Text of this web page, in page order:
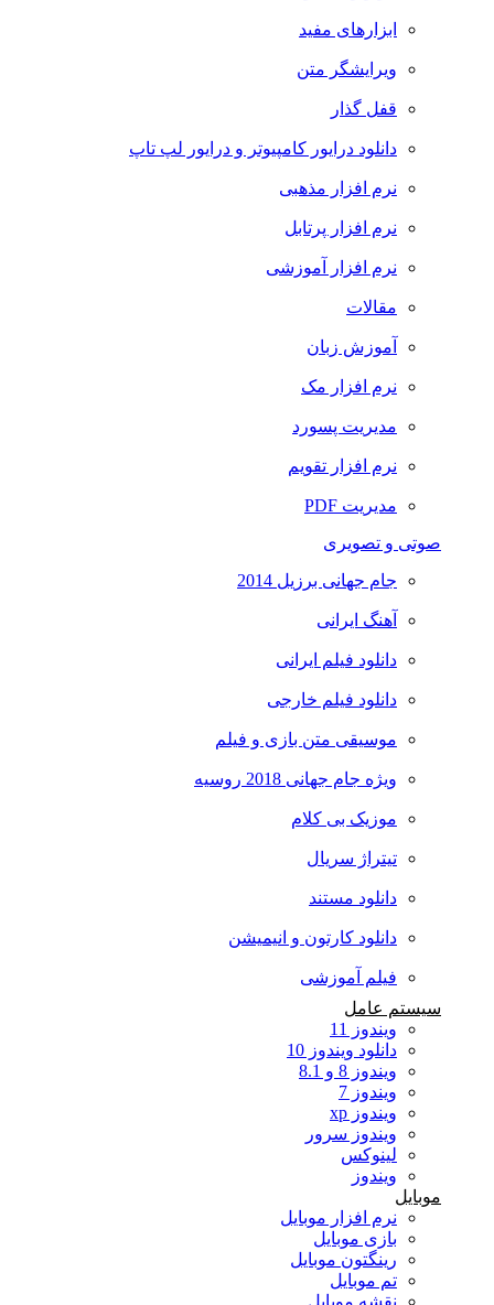
ابزارهای مفید
ویرایشگر متن
قفل گذار
دانلود درایور کامپیوتر و درایور لپ تاپ
نرم افزار مذهبی
نرم افزار پرتابل
نرم افزار آموزشی
مقالات
آموزش زبان
نرم افزار مک
مدیریت پسورد
نرم افزار تقویم
مدیریت PDF
صوتی و تصویری
جام جهانی برزیل 2014
آهنگ ایرانی
دانلود فیلم ایرانی
دانلود فیلم خارجی
موسیقی متن بازی و فیلم
ویژه جام جهانی 2018 روسیه
موزیک بی کلام
تیتراژ سریال
دانلود مستند
دانلود کارتون و انیمیشن
فیلم آموزشی
سیستم عامل
ویندوز 11
دانلود ویندوز 10
ویندوز 8 و 8.1
ویندوز 7
ویندوز xp
ویندوز سرور
لینوکس
ویندوز
موبایل
نرم افزار موبایل
بازی موبایل
رینگتون موبایل
تم موبایل
نقشه موبایل